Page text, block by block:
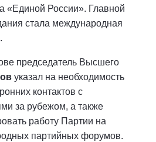
«Единой России». Главной
стала международная
председатель Высшего
указал на необходимость
контактов с
за рубежом, а также
работу Партии на
партийных форумов.